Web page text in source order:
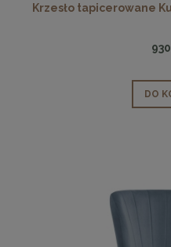
Krzesło tapicerowane
DO